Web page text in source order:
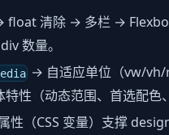
float 清除 → 多栏 →
数量。
→ 自适应单位（vw/
性（动态范围、首选配色
性（CSS 变量）支撑